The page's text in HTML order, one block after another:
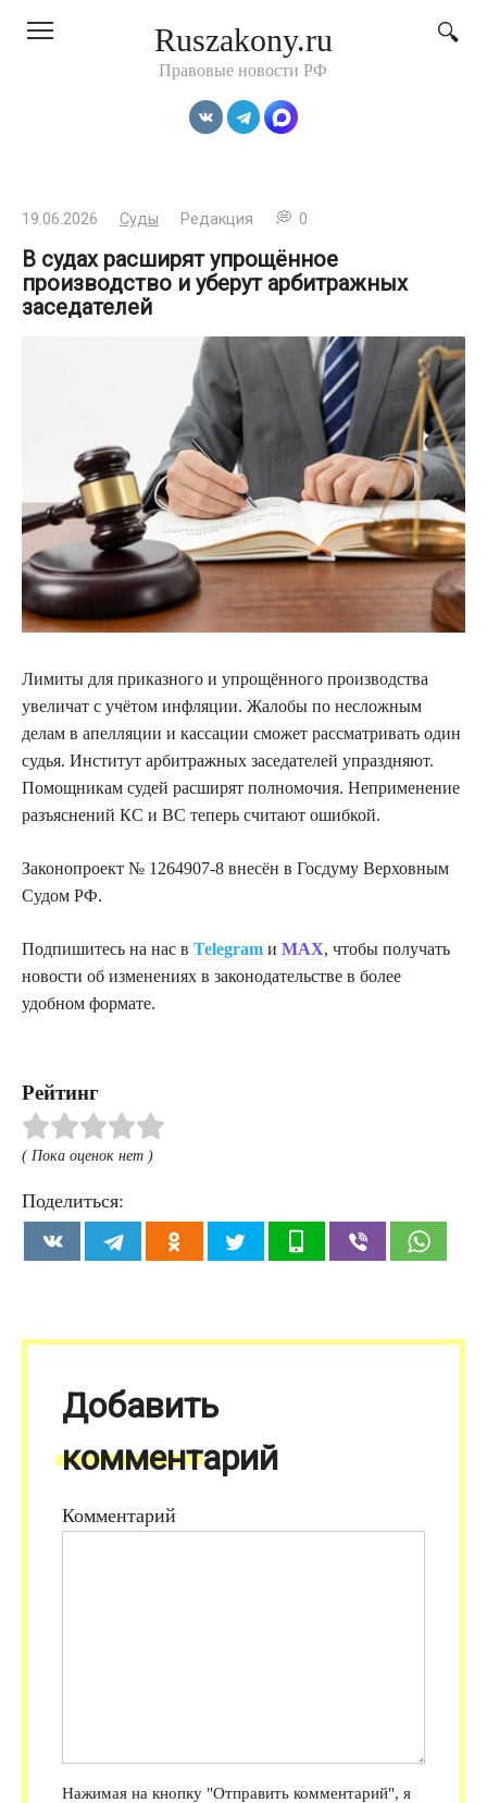
Ruszakony.ru
Правовые новости РФ
19.06.2026 Суды Редакция 0
В судах расширят упрощённое
производство и уберут арбитражных
заседателей
Лимиты для приказного и упрощённого производства
увеличат с учётом инфляции. Жалобы по несложным
делам в апелляции и кассации сможет рассматривать один
судья. Институт арбитражных заседателей упраздняют.
Помощникам судей расширят полномочия. Неприменение
разъяснений КС и ВС теперь считают ошибкой.
Законопроект № 1264907-8 внесён в Госдуму Верховным
Судом РФ.
Подпишитесь на нас в Telegram и MAX, чтобы получать
новости об изменениях в законодательстве в более
удобном формате.
Рейтинг
( Пока оценок нет )
Поделиться:
Добавить
комментарий
Комментарий
Нажимая на кнопку "Отправить комментарий", я